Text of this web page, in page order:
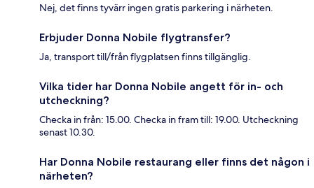
Nej, det finns tyvärr ingen gratis parkering i närheten.
Erbjuder Donna Nobile flygtransfer?
Ja, transport till/från flygplatsen finns tillgänglig.
Vilka tider har Donna Nobile angett för in- och
utcheckning?
Checka in från: 15.00. Checka in fram till: 19.00. Utcheckning
senast 10.30.
Har Donna Nobile restaurang eller finns det någon i
närheten?